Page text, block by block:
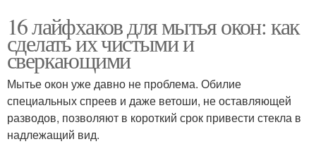
16 лайфхаков для мытья окон: как
сделать их чистыми и
сверкающими
Мытье окон уже давно не проблема. Обилие
специальных спреев и даже ветоши, не оставляющей
разводов, позволяют в короткий срок привести стекла в
надлежащий вид.